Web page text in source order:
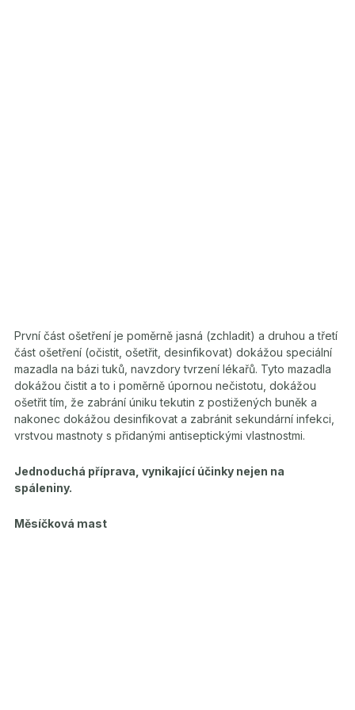
První část ošetření je poměrně jasná (zchladit) a druhou a třetí
část ošetření (očistit, ošetřit, desinfikovat) dokážou speciální
mazadla na bázi tuků, navzdory tvrzení lékařů. Tyto mazadla
dokážou čistit a to i poměrně úpornou nečistotu, dokážou
ošetřit tím, že zabrání úniku tekutin z postižených buněk a
nakonec dokážou desinfikovat a zabránit sekundární infekci,
vrstvou mastnoty s přidanými antiseptickými vlastnostmi.
Jednoduchá příprava, vynikající účinky nejen na
spáleniny.
Měsíčková mast